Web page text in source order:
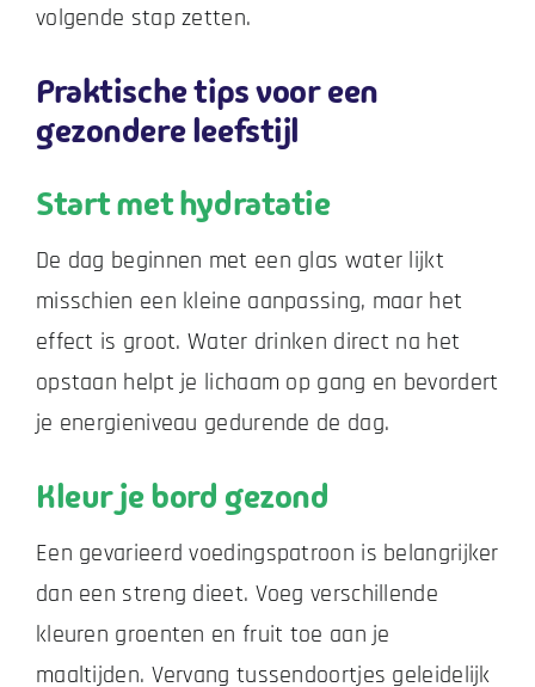
volgende stap zetten.
Praktische tips voor een
gezondere leefstijl
Start met hydratatie
De dag beginnen met een glas water lijkt
misschien een kleine aanpassing, maar het
effect is groot. Water drinken direct na het
opstaan helpt je lichaam op gang en bevordert
je energieniveau gedurende de dag.
Kleur je bord gezond
Een gevarieerd voedingspatroon is belangrijker
dan een streng dieet. Voeg verschillende
kleuren groenten en fruit toe aan je
maaltijden. Vervang tussendoortjes geleidelijk